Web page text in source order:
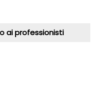
ai professionisti